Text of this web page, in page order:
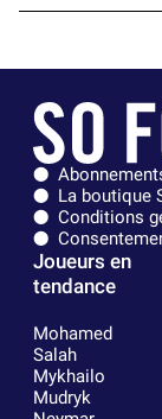
La boutique
Conditions
Joueurs en
tendance
Mohamed
Salah
Mykhailo
Mudryk